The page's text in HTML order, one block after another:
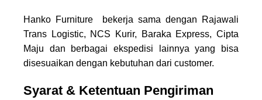
Hanko Furniture bekerja sama dengan Rajawali
Trans Logistic, NCS Kurir, Baraka Express, Cipta
Maju dan berbagai ekspedisi lainnya yang bisa
disesuaikan dengan kebutuhan dari customer.
Syarat & Ketentuan Pengiriman